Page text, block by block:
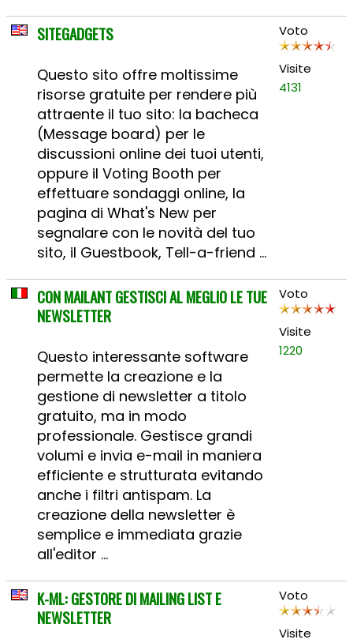
SITEGADGETS
Questo sito offre moltissime
risorse gratuite per rendere più
attraente il tuo sito: la bacheca
(Message board) per le
discussioni online dei tuoi utenti,
oppure il Voting Booth per
effettuare sondaggi online, la
pagina di What's New per
segnalare con le novità del tuo
sito, il Guestbook, Tell-a-friend ...
Voto
Visite
4131
CON MAILANT GESTISCI AL MEGLIO LE TUE
NEWSLETTER
Questo interessante software
permette la creazione e la
gestione di newsletter a titolo
gratuito, ma in modo
professionale. Gestisce grandi
volumi e invia e-mail in maniera
efficiente e strutturata evitando
anche i filtri antispam. La
creazione della newsletter è
semplice e immediata grazie
all'editor ...
Voto
Visite
1220
K-ML: GESTORE DI MAILING LIST E
NEWSLETTER
Voto
Visite